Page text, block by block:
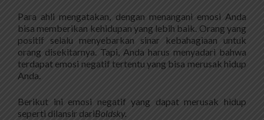
Para ahli mengatakan, dengan menangani emosi Anda
bisa memberikan kehidupan yang lebih baik. Orang yang
positif selalu menyebarkan sinar kebahagiaan untuk
orang disekitarnya. Tapi, Anda harus menyadari bahwa
terdapat emosi negatif tertentu yang bisa merusak hidup
Anda.
Berikut ini emosi negatif yang dapat merusak hidup
seperti dilansir dariBoldsky.